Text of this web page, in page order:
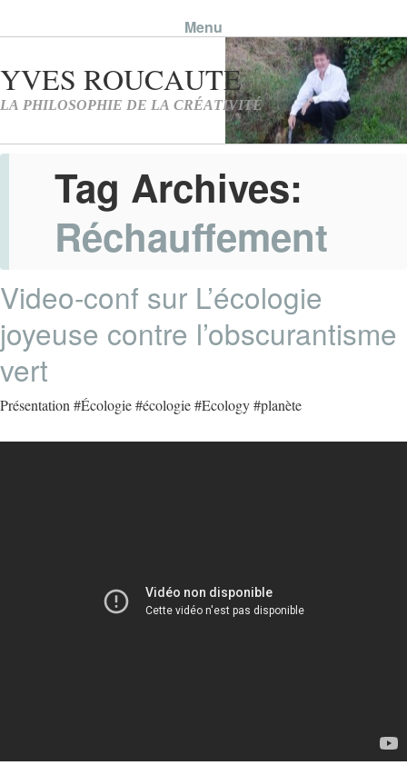
Menu
Skip to content
Tag Archives:
Réchauffement
Video-conf sur L’écologie
joyeuse contre l’obscurantisme
vert
Présentation #Écologie #écologie #Ecology #planète